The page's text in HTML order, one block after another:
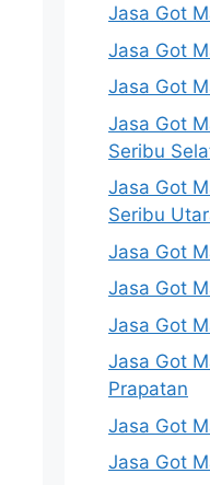
Jasa Got
Jasa Got
Jasa Got
Jasa Got
Seribu
Jasa Got
Seribu
Jasa Got
Jasa Got
Jasa Got
Jasa Got
Prapatan
Jasa Got
Jasa Got